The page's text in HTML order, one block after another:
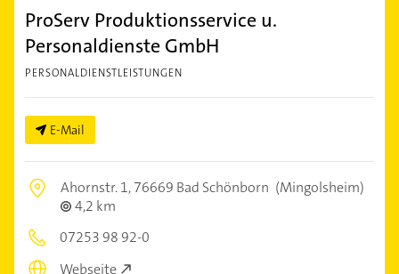
ProServ Produktionsservice u.
Personaldienste GmbH
PERSONALDIENSTLEISTUNGEN
E-Mail
Ahornstr. 1,76669 Bad Schönborn (Mingolsheim)
4,2 km
07253 98 92-0
Webseite